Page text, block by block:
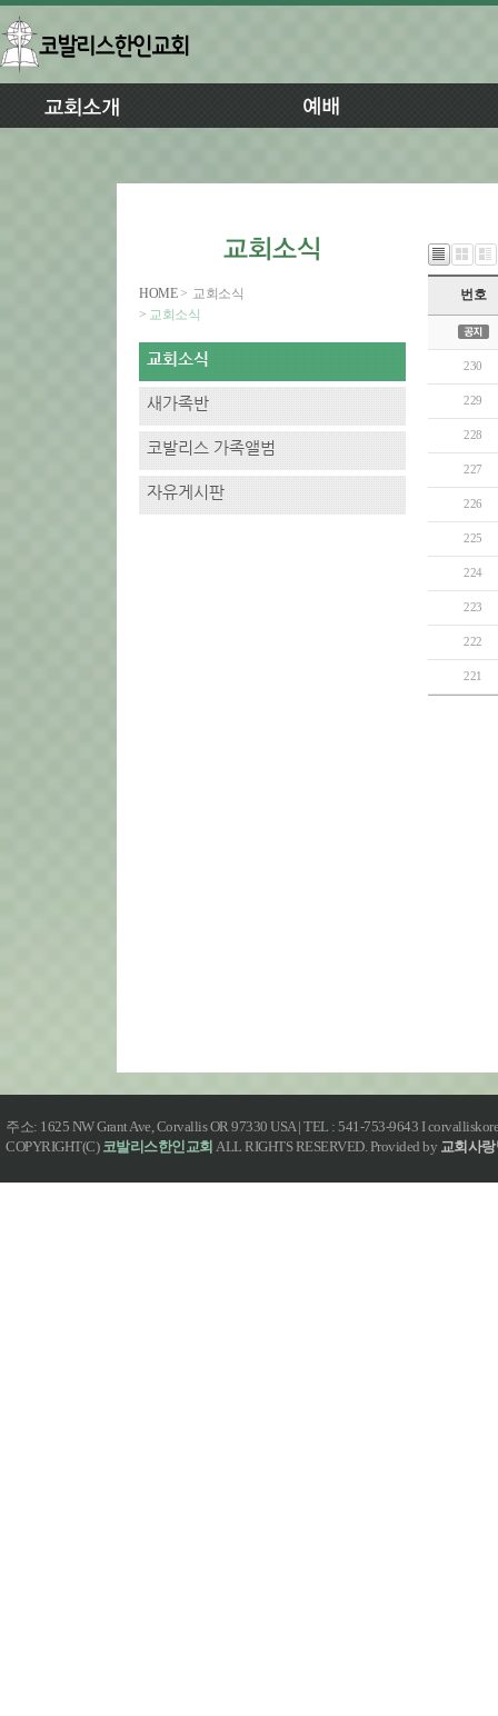
HOME > 교회소식
> 교회소식
번호
230
229
228
227
226
225
224
223
222
221
주소: 1625 NW Grant Ave, Corvallis OR 97330 USA | TEL : 541-753-9643 I
COPYRIGHT(C) 코발리스한인교회 ALL RIGHTS RESERVED. Provided by 교회사